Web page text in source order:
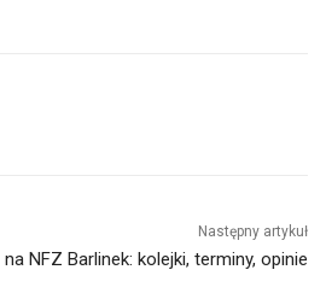
Następny artykuł
NFZ Barlinek: kolejki, terminy, opinie